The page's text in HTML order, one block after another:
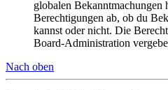
globalen Bekanntmachungen
Berechtigungen ab, ob du
kannst oder nicht. Die
Board-Administration
Nach oben